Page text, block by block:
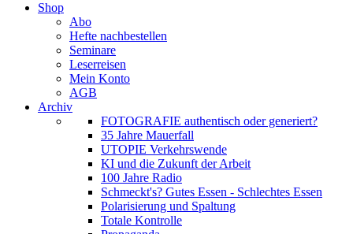
Shop
Abo
Hefte nachbestellen
Seminare
Leserreisen
Mein Konto
AGB
Archiv
FOTOGRAFIE authentisch oder generiert?
35 Jahre Mauerfall
UTOPIE Verkehrswende
KI und die Zukunft der Arbeit
100 Jahre Radio
Schmeckt's? Gutes Essen - Schlechtes Essen
Polarisierung und Spaltung
Totale Kontrolle